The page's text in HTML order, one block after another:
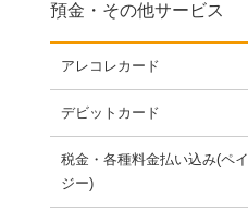
預金・その他サービス
アレコレカード
デビットカード
税金・各種料金払い込み(ペイ
ジー)